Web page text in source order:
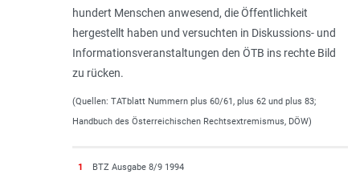
hundert Menschen anwesend, die Öffentlichkeit
hergestellt haben und versuchten in Diskussions- und
Informationsveranstaltungen den ÖTB ins rechte Bild
zu rücken.
(Quellen: TATblatt Nummern plus 60/61, plus 62 und plus 83;
Handbuch des Österreichischen Rechtsextremismus, DÖW)
1 BTZ Ausgabe 8/9 1994